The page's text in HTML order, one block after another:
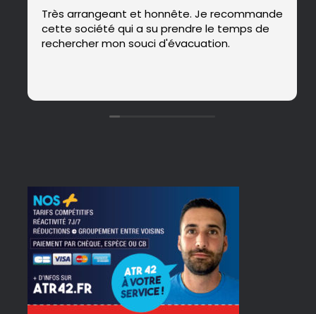
Très arrangeant et honnête. Je recommande
cette société qui a su prendre le temps de
rechercher mon souci d'évacuation.